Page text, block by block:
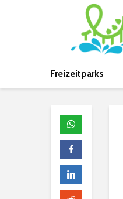
Freizeitparks